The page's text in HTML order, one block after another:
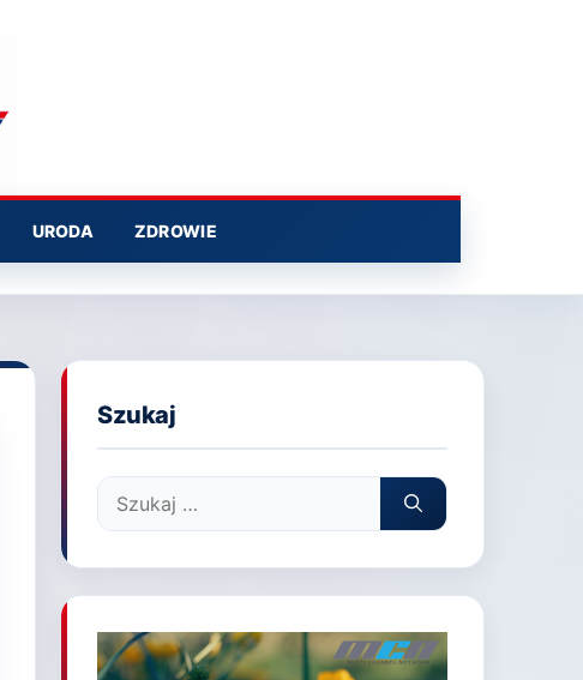
URODA ZDROWIE
Szukaj
Szukaj: